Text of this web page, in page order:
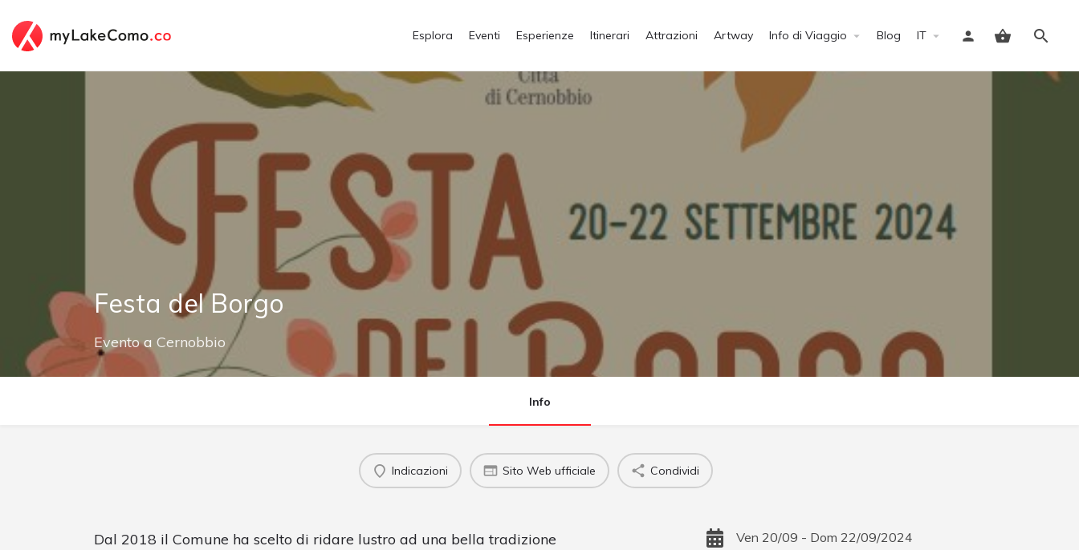
Esplora Eventi Esperienze Itinerari Attrazioni Artway Info di Viaggio Blog IT
Accedi
Festa del Borgo
Eventoa Cernobbio
Info
Indicazioni Sito Web ufficiale Condividi
Dal 2018 il Comune ha scelto di ridare lustro ad una bella tradizione
Ven 20/09 - Dom 22/09/2024